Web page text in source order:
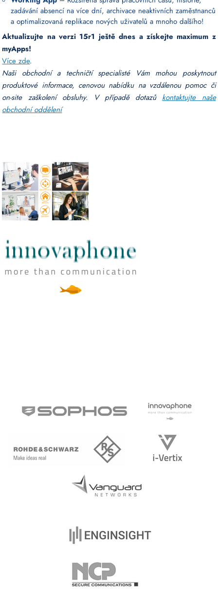
zadávání absencí na více dní, archivace neaktivních zaměstnanců
a optimalizovaná replikace nových uživatelů a mnoho dalšího!
Aktualizujte na verzi 15r1 ještě dnes a získejte maximum z
myApps!
Více zde.
Naši obchodní a techničtí specialisté Vám mohou poskytnout
produktové informace, cenovou nabídku na vzdálenou pomoc či
on-site zaškolení obsluhy. V případě dotazů kontaktujte naše
obchodní oddělení